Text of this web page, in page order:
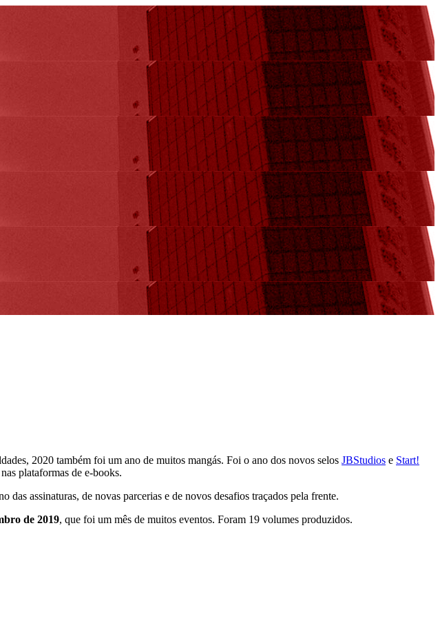
2020 também foi um ano de muitos mangás. Foi o ano dos novos selos JBStudios e Start!
plataformas de e-books.
das assinaturas, de novas parcerias e de novos desafios traçados pela frente.
de 2019, que foi um mês de muitos eventos. Foram 19 volumes produzidos.